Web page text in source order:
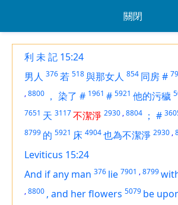
關閉
利 未 記 15:24
男人 376若 518與那女人 854 同房#
,8800 ， 染了 # 1961 # 5921 他的污穢
7651 天 3117不潔淨 2930 ,8804 ； #
8799 的 5921 床 4904也為不潔淨 2930 ,
Leviticus 15:24
And if any man 376 lie 7901 ,8799
,8800 , and her flowers 5079 be